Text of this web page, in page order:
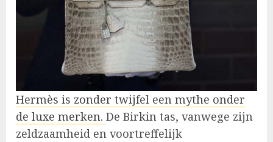
Hermès is zonder twijfel een mythe onder
de luxe merken. De Birkin tas, vanwege zijn
zeldzaamheid en voortreffelijk